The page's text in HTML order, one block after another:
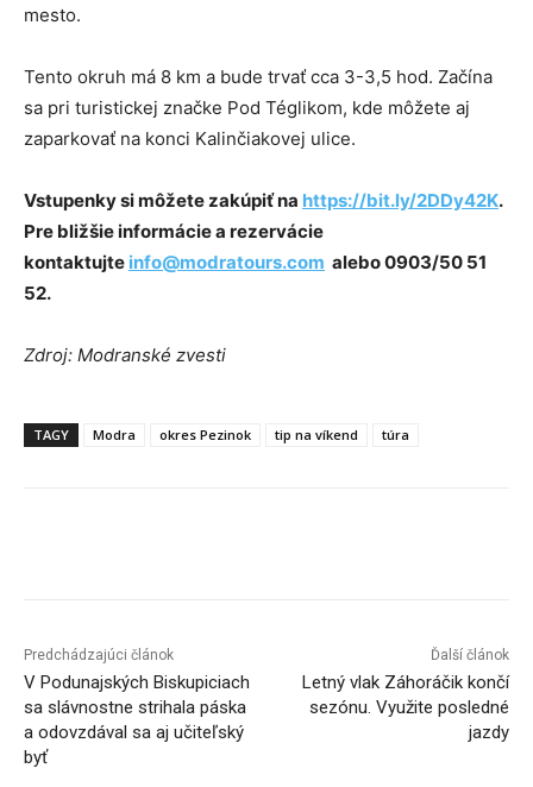
mesto.
Tento okruh má 8 km a bude trvať cca 3-3,5 hod. Začína
sa pri turistickej značke Pod Téglikom, kde môžete aj
zaparkovať na konci Kalinčiakovej ulice.
Vstupenky si môžete zakúpiť na https://bit.ly/2DDy42K.
Pre bližšie informácie a rezervácie
kontaktujte info@modratours.com alebo 0903/50 51
52.
Zdroj: Modranské zvesti
TAGY Modra okres Pezinok tip na víkend túra
Predchádzajúci článok
V Podunajských Biskupiciach
sa slávnostne strihala páska
a odovzdával sa aj učiteľský
byť
Ďalší článok
Letný vlak Záhoráčik končí
sezónu. Využite posledné
jazdy